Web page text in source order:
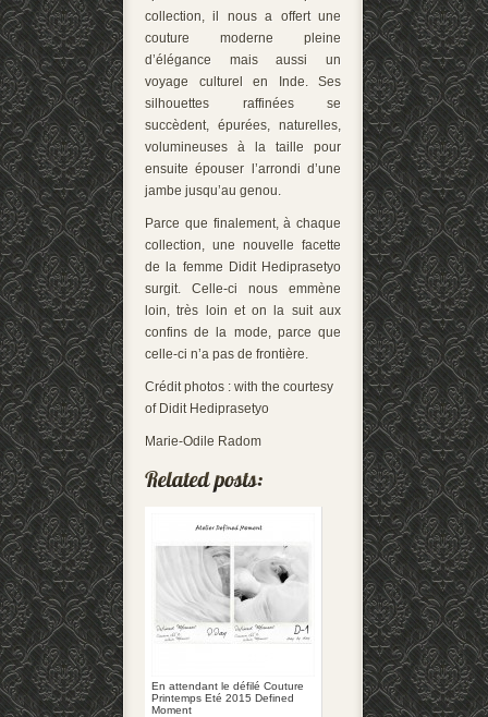
collection, il nous a offert une
couture moderne pleine
d’élégance mais aussi un
voyage culturel en Inde. Ses
silhouettes raffinées se
succèdent, épurées, naturelles,
volumineuses à la taille pour
ensuite épouser l’arrondi d’une
jambe jusqu’au genou.
Parce que finalement, à chaque
collection, une nouvelle facette
de la femme Didit Hediprasetyo
surgit. Celle-ci nous emmène
loin, très loin et on la suit aux
confins de la mode, parce que
celle-ci n’a pas de frontière.
Crédit photos : with the courtesy
of Didit Hediprasetyo
Marie-Odile Radom
En attendant le défilé Couture
Printemps Eté 2015 Defined
Moment